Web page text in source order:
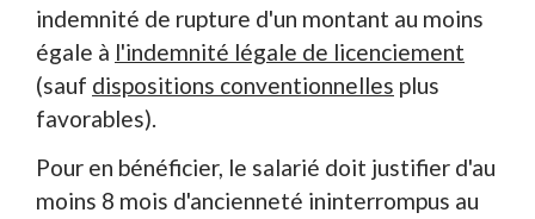
indemnité de rupture d'un montant au moins
égale à l'indemnité légale de licenciement
(sauf dispositions conventionnelles plus
favorables).
Pour en bénéficier, le salarié doit justifier d'au
moins 8 mois d'ancienneté ininterrompus au